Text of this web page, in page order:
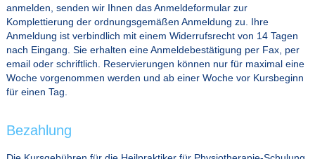
anmelden, senden wir Ihnen das Anmeldeformular zur
Komplettierung der ordnungsgemäßen Anmeldung zu. Ihre
Anmeldung ist verbindlich mit einem Widerrufsrecht von 14 Tagen
nach Eingang. Sie erhalten eine Anmeldebestätigung per Fax, per
email oder schriftlich. Reservierungen können nur für maximal eine
Woche vorgenommen werden und ab einer Woche vor Kursbeginn
für einen Tag.
Bezahlung